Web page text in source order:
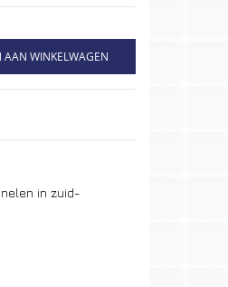
AAN WINKELWAGEN
in zuid-